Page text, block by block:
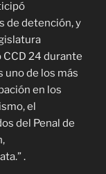
de detención, y
24 durante
uno de los más
en los
el
del Penal de
.